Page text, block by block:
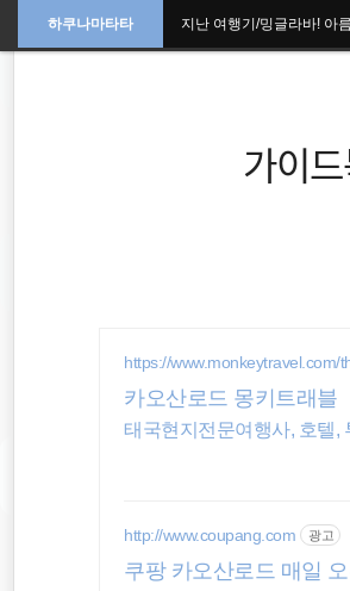
문
하쿠나마타타 지난 여행기/밍글라바! 아
가이
https://www.monkeytravel.com/
카오산로드 몽키트래블
태국현지전문여행사, 호텔,
http://www.coupang.com 광고
쿠팡 카오산로드 매일
검
동남아 배
세계여행
일본